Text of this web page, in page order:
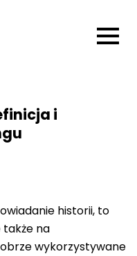
i
historii, to
także na
wykorzystywane